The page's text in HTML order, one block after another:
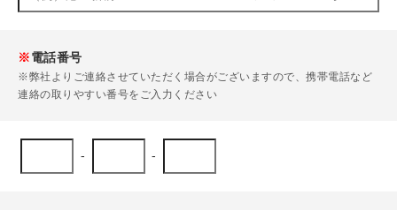
※電話番号
※弊社よりご連絡させていただく場合がございますので、携帯電話など
連絡の取りやすい番号をご入力ください
- -